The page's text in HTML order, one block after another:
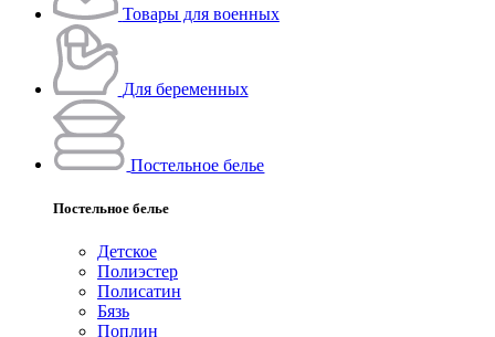
Товары для военных
Для беременных
Постельное белье
Постельное белье
Детское
Полиэстeр
Полисатин
Бязь
Поплин